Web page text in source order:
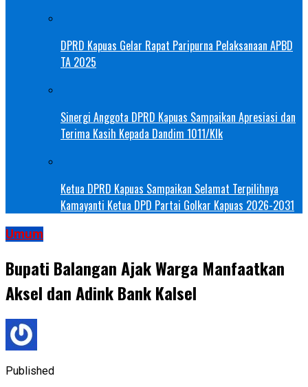
DPRD Kapuas Gelar Rapat Paripurna Pelaksanaan APBD
TA 2025
Sinergi Anggota DPRD Kapuas Sampaikan Apresiasi dan
Terima Kasih Kepada Dandim 1011/Klk
Ketua DPRD Kapuas Sampaikan Selamat Terpilihnya
Kamayanti Ketua DPD Partai Golkar Kapuas 2026-2031
Umum
Bupati Balangan Ajak Warga Manfaatkan
Aksel dan Adink Bank Kalsel
Published